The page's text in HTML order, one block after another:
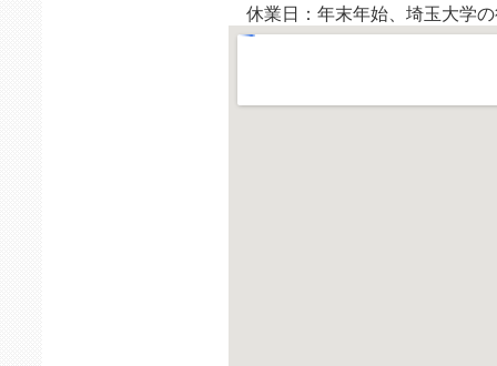
休業日：年末年始、埼玉大学